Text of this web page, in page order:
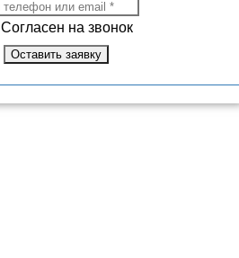
Согласен на звонок